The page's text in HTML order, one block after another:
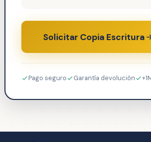
Solicitar Copia Escritura
Pago seguro Garantía devolución